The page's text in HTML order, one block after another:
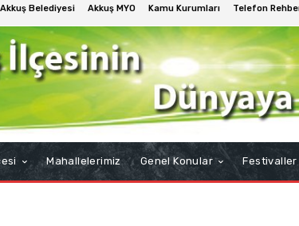
Akkuş Belediyesi Akkuş MYO Kamu Kurumları
Telefon
Mahallelerimiz Genel Konular Festivaller